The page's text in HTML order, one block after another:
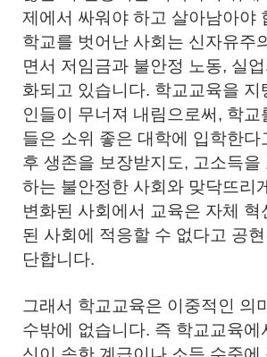
제에서 싸워야 하고 살아남아야
학교를 벗어난 사회는 신자유주
면서 저임금과 불안정 노동, 실
화되고 있습니다. 학교교육을 지
인들이 무너져 내림으로써, 학교
들은 소위 좋은 대학에 입학한다
후 생존을 보장받지도, 고소득을
하는 불안정한 사회와 맞닥뜨리
변화된 사회에서 교육은 자체 혁
된 사회에 적응할 수 없다고 공
단합니다.
그래서 학교교육은 이중적인 의
수밖에 없습니다. 즉 학교교육에